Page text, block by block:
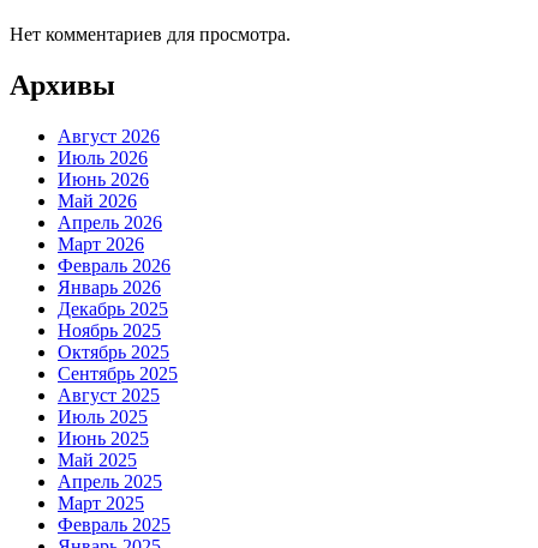
Нет комментариев для просмотра.
Архивы
Август 2026
Июль 2026
Июнь 2026
Май 2026
Апрель 2026
Март 2026
Февраль 2026
Январь 2026
Декабрь 2025
Ноябрь 2025
Октябрь 2025
Сентябрь 2025
Август 2025
Июль 2025
Июнь 2025
Май 2025
Апрель 2025
Март 2025
Февраль 2025